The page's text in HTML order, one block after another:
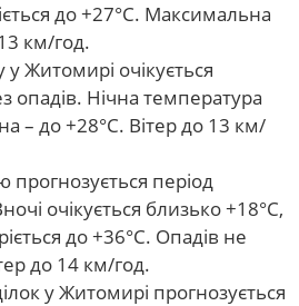
до +27°C. Максимальна
км/год.
у Житомирі очікується
опадів. Нічна температура
– до +28°C. Вітер до 13 км/
прогнозується період
очікується близько +18°C,
до +36°C. Опадів не
до 14 км/год.
у Житомирі прогнозується